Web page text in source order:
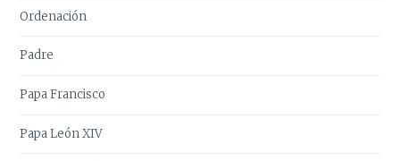
Ordenación
Padre
Papa Francisco
Papa León XIV